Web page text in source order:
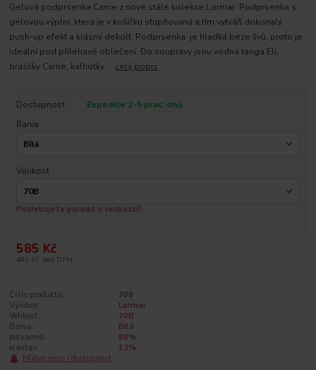
Gelová podprsenka Carrie z nové stálé kolekce Lormar. Podprsenka s
gelovou výplní, která je v košíčku stupňovaná a tím vytváří dokonalý
push-up efekt a krásný dekolt. Podprsenka je hladká beze švů, proto je
ideální pod přiléhavé oblečení. Do soupravy jsou vodná tanga Eli,
brazilky Carrie, kalhotky ... celý popis
Dostupnost
Expedice 2-5 prac. dnů
Barva
Velikost
Potřebujete poradit s velikostí?
585 Kč
483 Kč bez DPH
Číslo produktu:
700
Výrobce:
Lormar
Velikost:
70B
Barva:
Bílá
polyamid:
88%
elastan:
12%
Hlídat cenu / dostupnost